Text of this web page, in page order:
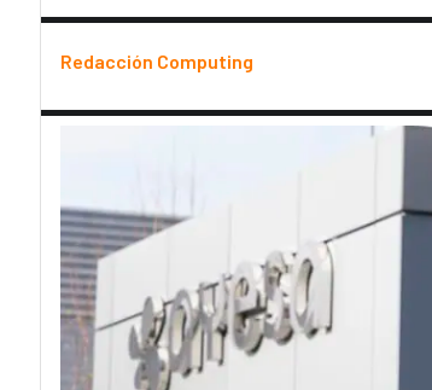
Redacción Computing